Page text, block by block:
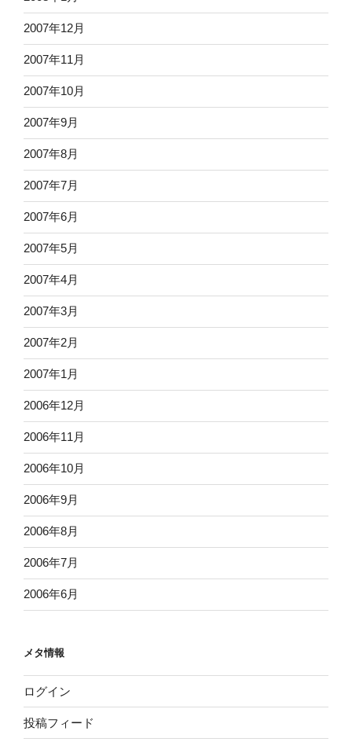
2007年12月
2007年11月
2007年10月
2007年9月
2007年8月
2007年7月
2007年6月
2007年5月
2007年4月
2007年3月
2007年2月
2007年1月
2006年12月
2006年11月
2006年10月
2006年9月
2006年8月
2006年7月
2006年6月
メタ情報
ログイン
投稿フィード